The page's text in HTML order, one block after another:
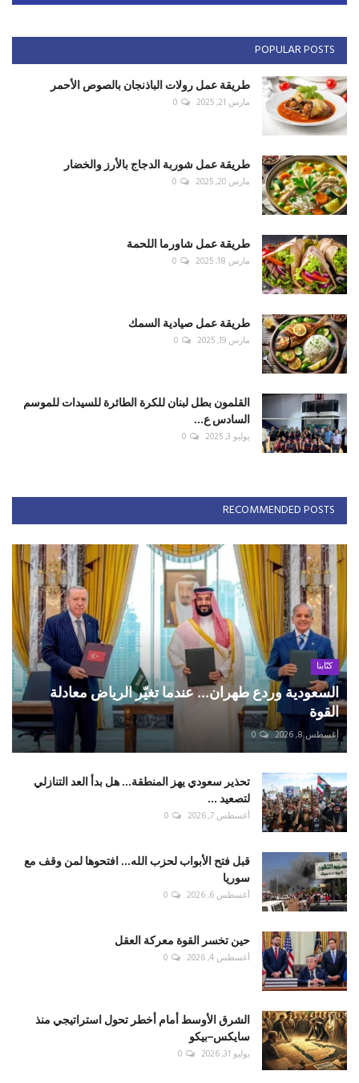
POPULAR POSTS
طريقة عمل رولات الباذنجان بالصوص الأحمر
مارس 21, 2025 0
طريقة عمل شوربة الدجاج بالأرز والخضار
مارس 20, 2025 0
طريقة عمل شاورما اللحمة
مارس 18, 2025 0
طريقة عمل صيادية السمك
مارس 19, 2025 0
القلمون بطل لبنان للكرة الطائرة للسيدات للموسم
السادس ع...
يوليو 3, 2025 0
RECOMMENDED POSTS
كتّابنا
السعودية وردع طهران... عندما تغيّر الرياض معادلة
القوة
أغسطس 8, 2026 0
تحذير سعودي يهز المنطقة... هل بدأ العد التنازلي
لتصعيد ...
أغسطس 7, 2026 0
قبل فتح الأبواب لحزب الله... افتحوها لمن وقف مع
سوريا
أغسطس 6, 2026 0
حين تخسر القوة معركة العقل
أغسطس 4, 2026 0
الشرق الأوسط أمام أخطر تحول استراتيجي منذ
سايكس–بيكو
يوليو 31, 2026 0